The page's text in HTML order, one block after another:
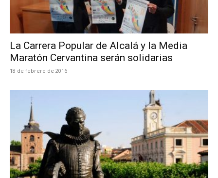
La Carrera Popular de Alcalá y la Media
Maratón Cervantina serán solidarias
18 de febrero de 2016